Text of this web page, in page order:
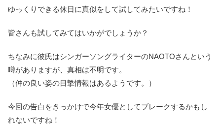
ゆっくりできる休日に真似をして試してみたいですね！
皆さんも試してみてはいかがでしょうか？
ちなみに彼氏はシンガーソングライターのNAOTOさんという
噂がありますが、真相は不明です。
（仲の良い姿の目撃情報はあるようです。）
今回の告白をきっかけで今年女優としてブレークするかもし
れないですね！